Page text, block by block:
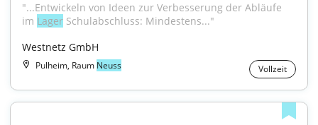
"...Entwickeln von Ideen zur Verbesserung der Abläufe
im Lager Schulabschluss: Mindestens..."
Westnetz GmbH
Pulheim, Raum Neuss Vollzeit